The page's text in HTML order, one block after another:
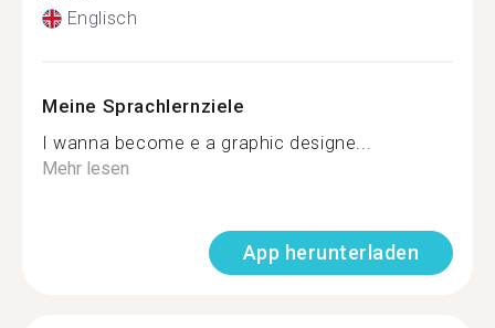
Englisch
Meine Sprachlernziele
I wanna become e a graphic designe...
Mehr lesen
App herunterladen